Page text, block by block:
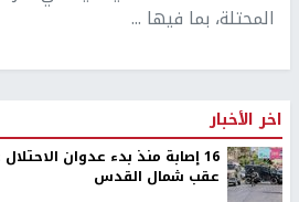
المحتلة، بما فيها ...
اخر الأخبار
16 إصابة منذ بدء عدوان
عقب شمال القدس